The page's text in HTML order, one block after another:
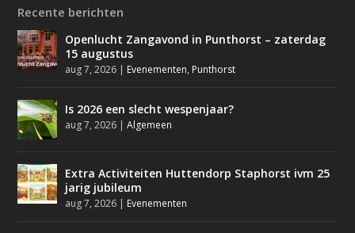
Recente berichten
Openlucht Zangavond in Punthorst – zaterdag
15 augustus
aug 7, 2026 | Evenementen, Punthorst
Is 2026 een slecht wespenjaar?
aug 7, 2026 |Algemeen
Extra Activiteiten Huttendorp Staphorst ivm 25
jarig jubileum
aug 7, 2026 | Evenementen